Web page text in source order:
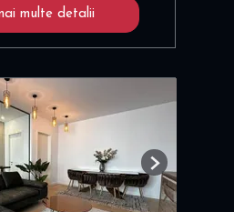
multe detalii
Next